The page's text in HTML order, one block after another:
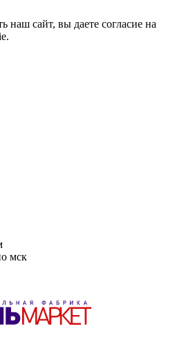
наш сайт, вы даете согласие на
мск